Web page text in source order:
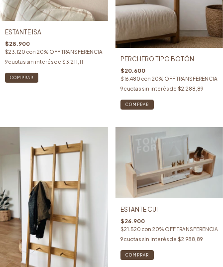
ESTANTE ISA
$28.900
$23.120 con 20% OFF TRANSFERENCIA
9cuotas sin interés de $3.211,11
COMPRAR
PERCHERO TIPO BOTÓN
$20.600
$16.480 con 20% OFF TRANSFERENCIA
9 cuotas sin interés de $2.288,89
COMPRAR
ESTANTE CUI
$26.900
$21.520 con 20% OFF TRANSFERENCIA
9 cuotas sin interés de $2.988,89
COMPRAR